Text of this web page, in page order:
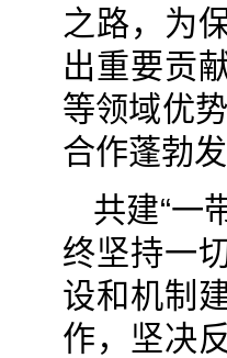
之路，为
出重要贡
等领域优
合作蓬勃发
共建“一
终坚持一
设和机制
作，坚决